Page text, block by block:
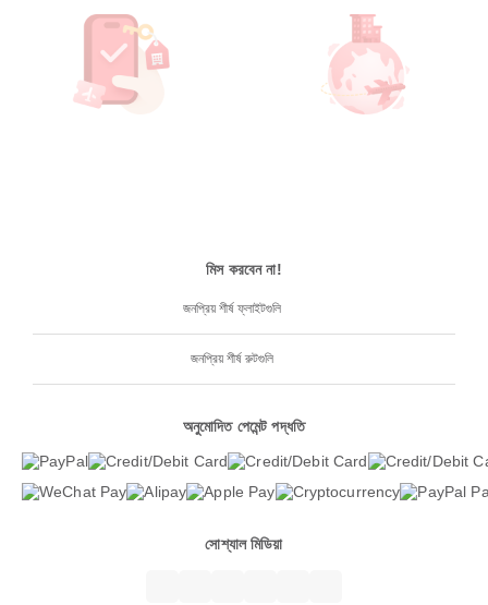
মিস করবেন না!
জনপ্রিয় শীর্ষ ফ্লাইটগুলি
জনপ্রিয় শীর্ষ রুটগুলি
অনুমোদিত পেমেন্ট পদ্ধতি
সোশ্যাল মিডিয়া